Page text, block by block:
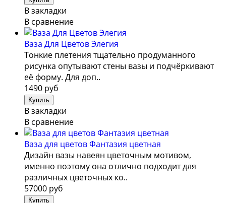
В закладки
В сравнение
Ваза Для Цветов Элегия
Тонкие плетения тщательно продуманного
рисунка опутывают стены вазы и подчёркивают
её форму. Для доп..
1490 руб
В закладки
В сравнение
Ваза для цветов Фантазия цветная
Дизайн вазы навеян цветочным мотивом,
именно поэтому она отлично подходит для
различных цветочных ко..
57000 руб